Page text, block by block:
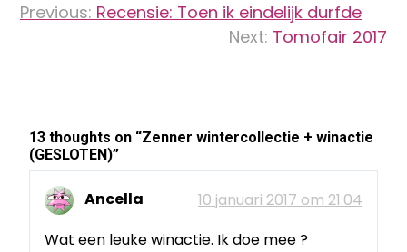
navigatie
Previous: Recensie: Toen ik eindelijk durfde
Next: Tomofair 2017
13 thoughts on “Zenner wintercollectie + winactie
(GESLOTEN)”
Ancella
10 januari 2017 om 21:04
Wat een leuke winactie. Ik doe mee ?